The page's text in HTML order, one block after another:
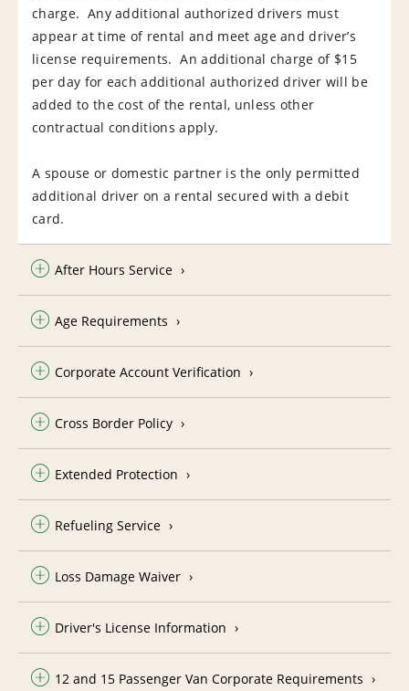
charge. Any additional authorized drivers must
appear at time of rental and meet age and driver’s
license requirements. An additional charge of $15
per day for each additional authorized driver will be
added to the cost of the rental, unless other
contractual conditions apply.
A spouse or domestic partner is the only permitted
additional driver on a rental secured with a debit
card.
After Hours Service
Age Requirements
Corporate Account Verification
Cross Border Policy
Extended Protection
Refueling Service
Loss Damage Waiver
Driver's License Information
12 and 15 Passenger Van Corporate Requirements